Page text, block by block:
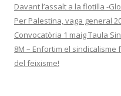
Davant l’assalt a la flotilla -
Per Palestina, vaga general
Convocatòria 1 maig Taula
8M – Enfortim el
del feixisme!